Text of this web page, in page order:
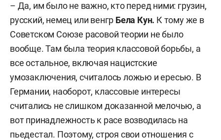
– Да, им было не важно, кто перед ними: грузин,
русский, немец или венгр Бела Кун. К тому же в
Советском Союзе расовой теории не было
вообще. Там была теория классовой борьбы, а
все остальное, включая нацистские
умозаключения, считалось ложью и ересью. В
Германии, наоборот, классовые интересы
считались не слишком доказанной мелочью, а
вот принадлежность к расе возводилась на
пьедестал. Поэтому, строя свои отношения с